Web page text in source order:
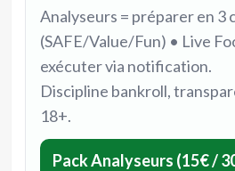
Analyseurs = préparer en 3
(SAFE/Value/Fun) • Live
exécuter via notification.
Discipline bankroll,
18+.
Pack Analyseurs (15€ /